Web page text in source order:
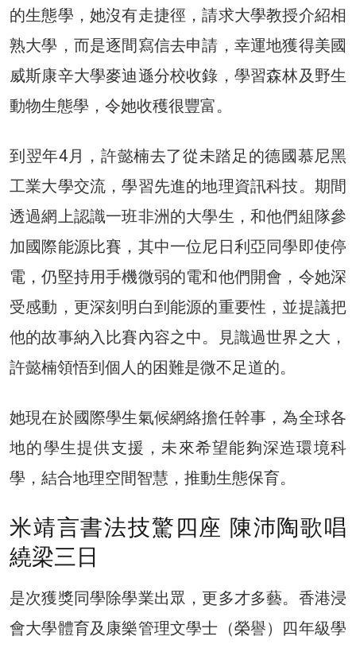
的生態學，她沒有走捷徑，請求大學教授介紹相
熟大學，而是逐間寫信去申請，幸運地獲得美國
威斯康辛大學麥迪遜分校收錄，學習森林及野生
動物生態學，令她收穫很豐富。
到翌年4月，許懿楠去了從未踏足的德國慕尼黑
工業大學交流，學習先進的地理資訊科技。期間
透過網上認識一班非洲的大學生，和他們組隊參
加國際能源比賽，其中一位尼日利亞同學即使停
電，仍堅持用手機微弱的電和他們開會，令她深
受感動，更深刻明白到能源的重要性，並提議把
他的故事納入比賽內容之中。見識過世界之大，
許懿楠領悟到個人的困難是微不足道的。
她現在於國際學生氣候網絡擔任幹事，為全球各
地的學生提供支援，未來希望能夠深造環境科
學，結合地理空間智慧，推動生態保育。
米靖言書法技驚四座 陳沛陶歌唱
繞梁三日
是次獲獎同學除學業出眾，更多才多藝。香港浸
會大學體育及康樂管理文學士（榮譽）四年級學